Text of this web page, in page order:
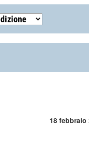
18 febbraio